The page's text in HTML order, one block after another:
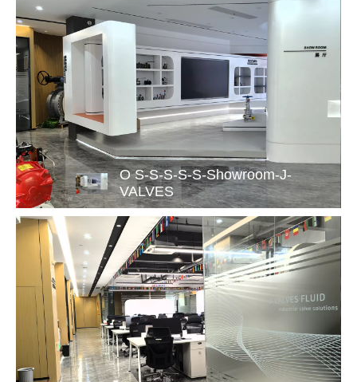
O S-S-S-S-S-Showroom-J-
VALVES